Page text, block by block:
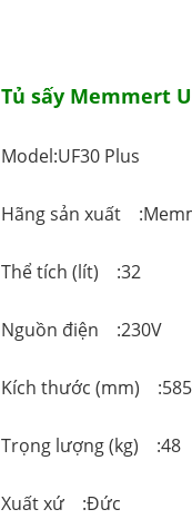
Tủ sấy Memmert
Model:UF30 Plus
Hãng sản xuất
Thể tích (lít) :32
Nguồn điện :230V
Kích thước (mm) :585
Trọng lượng (kg) :48
Xuất xứ :Đức